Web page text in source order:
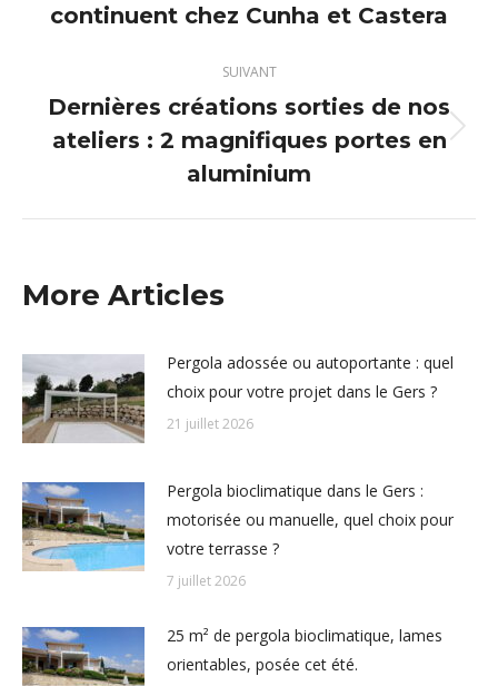
précédent
continuent chez Cunha et Castera
SUIVANT
Article
suivant
Dernières créations sorties de nos
ateliers : 2 magnifiques portes en
aluminium
More Articles
Pergola adossée ou autoportante : quel
choix pour votre projet dans le Gers ?
21 juillet 2026
Pergola bioclimatique dans le Gers :
motorisée ou manuelle, quel choix pour
votre terrasse ?
7 juillet 2026
25 m² de pergola bioclimatique, lames
orientables, posée cet été.